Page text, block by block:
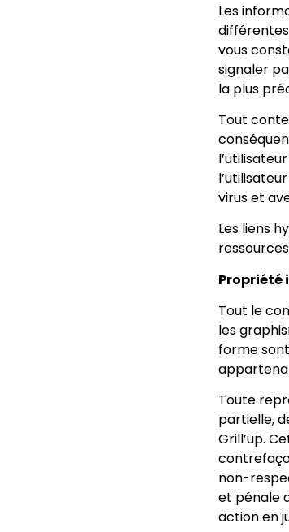
Les
différentes
vous
signaler
la plus
Tout
virus et
Les liens
Propriété
Tout le
les
forme
Toute
partielle,
Grill’up.
non-
et pénale
action en